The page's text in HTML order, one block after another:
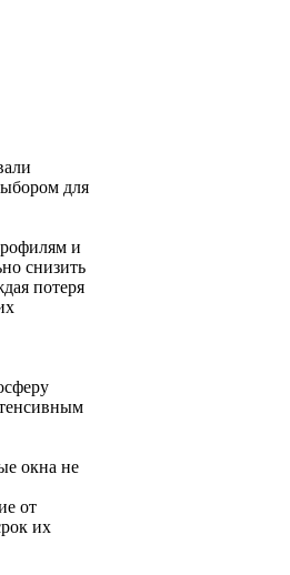
для
и
снизить
потеря
окна не
от
их